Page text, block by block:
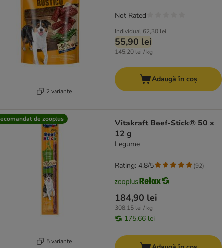
2 variante
Individual 62,30 lei
55,90 lei
145,20 lei / kg
Not Rated
Adaugă în coș
de zooplus
5 variante
Vitakraft Beef-Stick® 50 x
12 g
Legume
184,90 lei
308,15 lei / kg
175,66 lei
Rating: 4.8/5 (92)